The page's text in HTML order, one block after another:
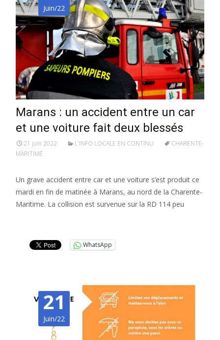
Juin/22
Marans : un accident entre un car
et une voiture fait deux blessés
21 juin 2022 L'INFO LOCALE EN CONTINU
CHARENTE-
MARITIME
Un grave accident entre car et une voiture s’est produit ce
mardi en fin de matinée à Marans, au nord de la Charente-
Maritime. La collision est survenue sur la RD 114 peu
WhatsApp
21
Juin/22